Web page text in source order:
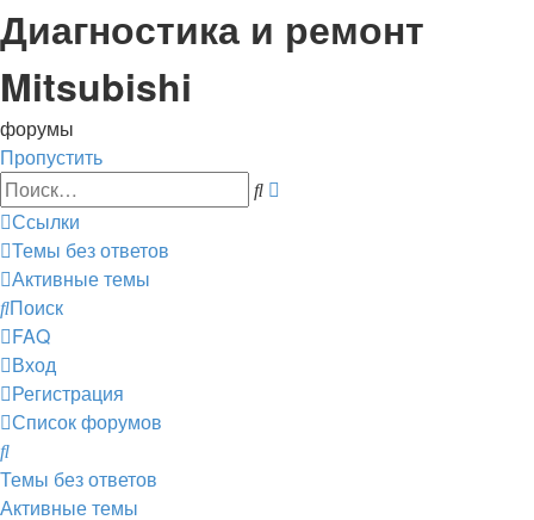
Диагностика и ремонт
Mitsubishi
форумы
Пропустить
Поиск
Ссылки
Темы без ответов
Активные темы
Поиск
FAQ
Вход
Регистрация
Список форумов
Поиск
Темы без ответов
Активные темы